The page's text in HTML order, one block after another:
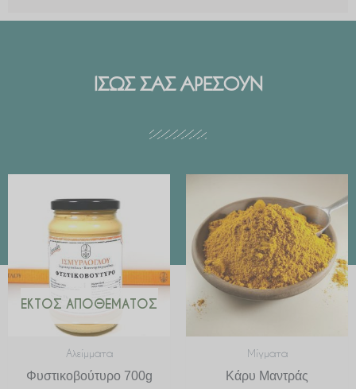
ΙΣΩΣ ΣΑΣ ΑΡΕΣΟΥΝ
ΕΚΤΌΣ ΑΠΟΘΈΜΑΤΟΣ
Αλείμματα
Φυστικοβούτυρο 700g
Μίγματα
Κάρυ Μαντράς
range:
€ 2.99
through
€ 29.90